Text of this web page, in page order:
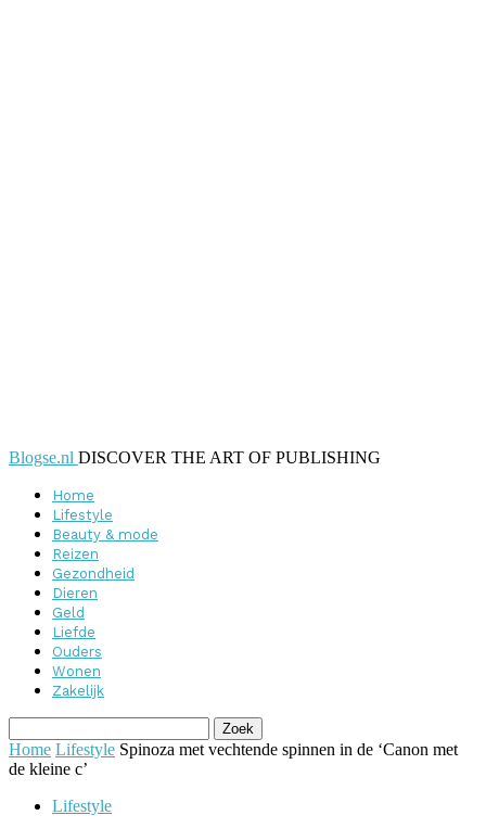
Blogse.nl DISCOVER THE ART OF PUBLISHING
Home
Lifestyle
Beauty & mode
Reizen
Gezondheid
Dieren
Geld
Liefde
Ouders
Wonen
Zakelijk
Home Lifestyle Spinoza met vechtende spinnen in de ‘Canon met
de kleine c’
Lifestyle